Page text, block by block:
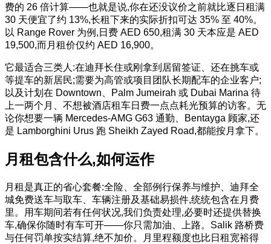
费的 26 倍计算——也就是说,你在还没议价之前就比逐日租满
30 天便宜了约 13%,长租下来的实际折扣可达 35% 至 40%。
以 Range Rover 为例,日费 AED 650,租满 30 天本应是 AED
19,500,而月租价仅约 AED 16,900。
它最适合三类人:在迪拜长住或刚拿到居留签证、还在挑车或
等提车的新居民;需要为高管或项目团队长期配车的企业客户;
以及计划在 Downtown、Palm Jumeirah 或 Dubai Marina 待
上一两个月、不想被酒店租车日费一点点耗光预算的访客。无
论你想要一辆 Mercedes-AMG G63 通勤、Bentayga 顾家,还
是 Lamborghini Urus 跑 Sheikh Zayed Road,都能按月拿下。
月租包含什么,如何运作
月租是真正的省心套餐:全险、全部例行保养与维护、迪拜全
城免费送车与取车、车辆注册及基础易损件,统统包含在月费
里。用车期间若有任何状况,我们负责处理,必要时还提供替换
车,确保你随时有车可开——你只需加油、上路。Salik 路桥费
与任何罚单按实结算,绝不加价。月里程额度也比日租宽裕得